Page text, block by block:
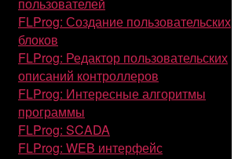
FLProg: Создание пользовательских
блоков
FLProg: Редактор пользовательских
описаний контроллеров
FLProg: Интересные алгоритмы
программы
FLProg: SCADA
FLProg: WEB интерфейс